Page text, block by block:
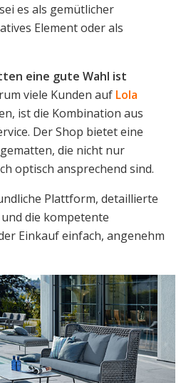
es als gemütlicher
Element oder als
eine gute Wahl ist
viele Kunden auf Lola
ist die Kombination aus
Der Shop bietet eine
die nicht nur
optisch ansprechend sind.
Plattform, detaillierte
die kompetente
Einkauf einfach, angenehm